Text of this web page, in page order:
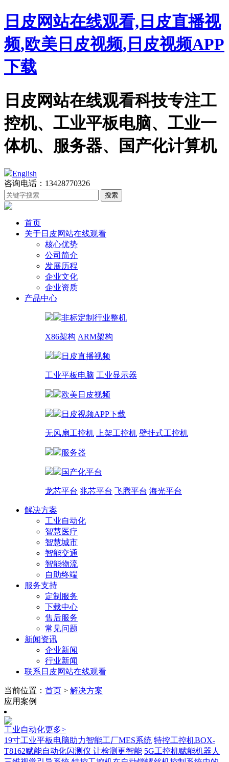
日皮网站在线观看,日皮直播视
频,欧美日皮视频,日皮视频APP
下载
日皮网站在线观看科技专注工
控机、工业平板电脑、工业一
体机、服务器、国产化计算机
English
咨询电话：13428770326
首页
关于日皮网站在线观看
核心优势
公司简介
发展历程
企业文化
企业资质
产品中心
非标定制行业整机
X86架构 ARM架构
日皮直播视频
工业平板电脑 工业显示器
欧美日皮视频
日皮视频APP下载
无风扇工控机 上架工控机 壁挂式工控机
服务器
国产化平台
龙芯平台 兆芯平台 飞腾平台 海光平台
解决方案
工业自动化
智慧医疗
智慧城市
智能交通
智能物流
自助终端
服务支持
定制服务
下载中心
售后服务
常见问题
新闻资讯
企业新闻
行业新闻
联系日皮网站在线观看
当前位置： 首页 > 解决方案
应用案例
工业自动化更多>
19寸工业平板电脑助力智能工厂MES系统 特控工控机BOX-
T8162赋能自动化闪测仪 让检测更智能 5G工控机赋能机器人